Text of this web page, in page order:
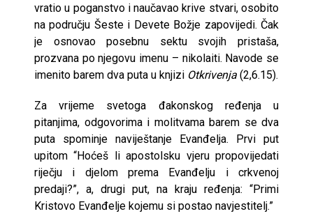
vratio u poganstvo i naučavao krive stvari, osobito
na području Šeste i Devete Božje zapovijedi. Čak
je osnovao posebnu sektu svojih pristaša,
prozvana po njegovu imenu – nikolaiti. Navode se
imenito barem dva puta u knjizi Otkrivenja (2,6.15).
Za vrijeme svetoga đakonskog ređenja u
pitanjima, odgovorima i molitvama barem se dva
puta spominje naviještanje Evanđelja. Prvi put
upitom “Hoćeš li apostolsku vjeru propovijedati
riječju i djelom prema Evanđelju i crkvenoj
predaji?”, a, drugi put, na kraju ređenja: “Primi
Kristovo Evanđelje kojemu si postao navjestitelj.”